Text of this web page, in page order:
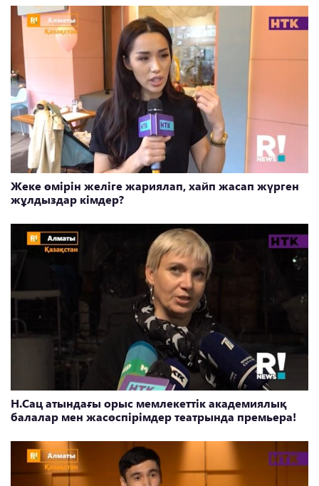
Жеке өмірін желіге жариялап, хайп жасап жүрген
жұлдыздар кімдер?
Н.Сац атындағы орыс мемлекеттік академиялық
балалар мен жасөспірімдер театрында премьера!